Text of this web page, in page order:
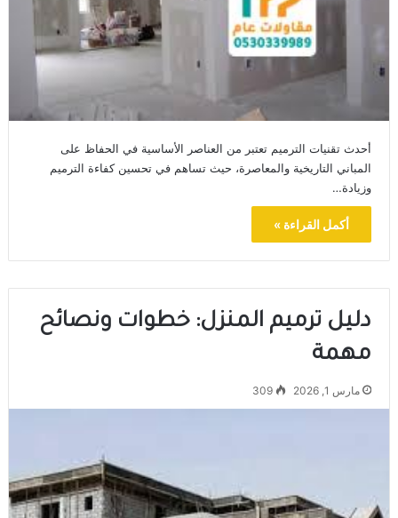
أحدث تقنيات الترميم تعتبر من العناصر الأساسية في الحفاظ على
المباني التاريخية والمعاصرة، حيث تساهم في تحسين كفاءة الترميم
وزيادة…
أكمل القراءة »
دليل ترميم المنزل: خطوات ونصائح
مهمة
مارس 1, 2026 309